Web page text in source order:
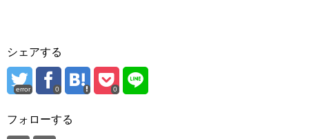
シェアする
error 0 0
フォローする